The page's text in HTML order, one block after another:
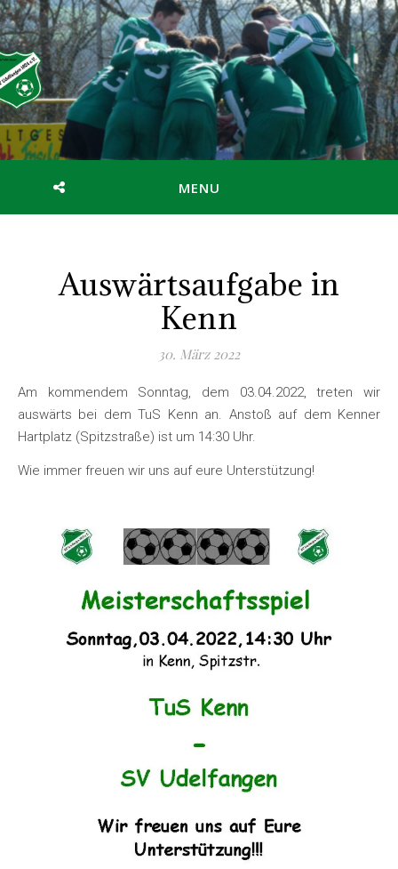
MENU
Auswärtsaufgabe in
Kenn
30. März 2022
Am kommendem Sonntag, dem 03.04.2022, treten wir
auswärts bei dem TuS Kenn an. Anstoß auf dem Kenner
Hartplatz (Spitzstraße) ist um 14:30 Uhr.
Wie immer freuen wir uns auf eure Unterstützung!